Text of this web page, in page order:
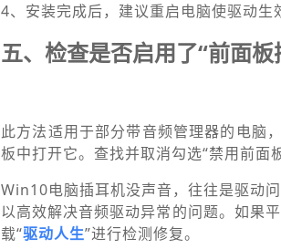
4、安装完成后，建议重启电脑使驱动生
五、检查是否启用了“前面板
此方法适用于部分带音频管理器的电脑
板中打开它。查找并取消勾选“禁用前面
Win10电脑插耳机没声音，往往是驱动
以高效解决音频驱动异常的问题。如果
载“驱动人生”进行检测修复。